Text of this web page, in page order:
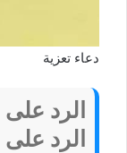
دعاء تعزية
الرد
الرد على